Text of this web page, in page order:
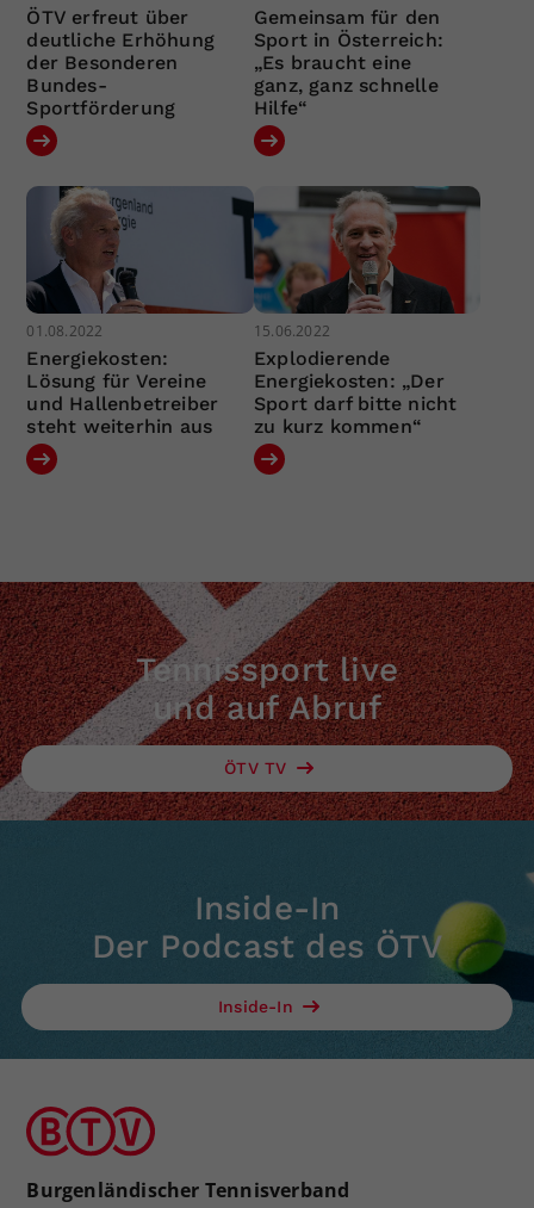
ÖTV erfreut über
deutliche Erhöhung
der Besonderen
Bundes-
Sportförderung
Gemeinsam für den
Sport in Österreich:
„Es braucht eine
ganz, ganz schnelle
Hilfe“
01.08.2022
Energiekosten:
Lösung für Vereine
und Hallenbetreiber
steht weiterhin aus
15.06.2022
Explodierende
Energiekosten: „Der
Sport darf bitte nicht
zu kurz kommen“
Tennissport live
und auf Abruf
ÖTV TV
Inside-In
Der Podcast des ÖTV
Inside-In
Burgenländischer Tennisverband